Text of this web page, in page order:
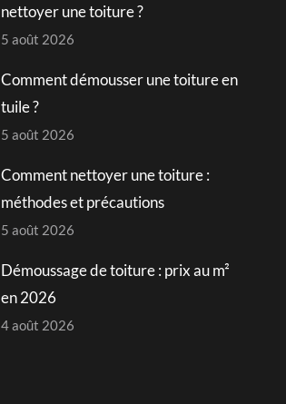
nettoyer une toiture ?
5 août 2026
Comment démousser une toiture en
tuile ?
5 août 2026
Comment nettoyer une toiture :
méthodes et précautions
5 août 2026
Démoussage de toiture : prix au m²
en 2026
4 août 2026